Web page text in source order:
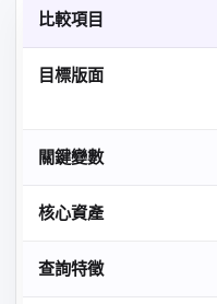
比較項目
目標版面
關鍵變數
核心資產
查詢特徵